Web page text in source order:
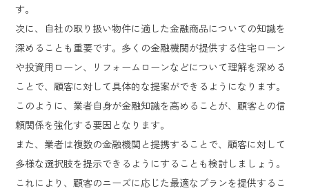
す。
次に、自社の取り扱い物件に適した金融商品についての知識を
深めることも重要です。多くの金融機関が提供する住宅ローン
や投資用ローン、リフォームローンなどについて理解を深める
ことで、顧客に対して具体的な提案ができるようになります。
このように、業者自身が金融知識を高めることが、顧客との信
頼関係を強化する要因となります。
また、業者は複数の金融機関と提携することで、顧客に対して
多様な選択肢を提示できるようにすることも検討しましょう。
これにより、顧客のニーズに応じた最適なプランを提供するこ